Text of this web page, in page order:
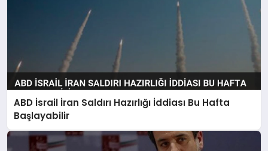
ABD İsrail İran Saldırı Hazırlığı İddiası Bu Hafta
Başlayabilir